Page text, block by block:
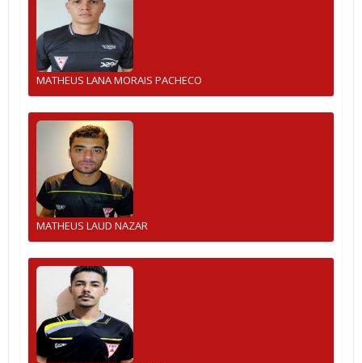
MATHEUS LANA MORAIS PACHECO
MATHEUS LAUD NAZAR